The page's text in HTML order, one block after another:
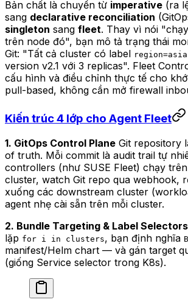
Bản chất là chuyển từ imperative (ra
sang declarative reconciliation
singleton sang fleet. Thay vì nói
trên node đó", bạn mô tả trạng thái
Git: "Tất cả cluster có label region=asia
version v2.1 với 3 replicas". Fleet
cấu hình và điều chỉnh thực tế cho
pull-based, không cần mở firewall
Kiến trúc 4 lớp cho Agent Fleet
1. GitOps Control Plane Git repository
of truth. Mỗi commit là audit trail tự
controllers (như SUSE Fleet) chạy
cluster, watch Git repo qua webhook,
xuống các downstream cluster
agent nhẹ cài sẵn trên mỗi cluster.
2. Bundle Targeting & Label Selectors
lặp for i in clusters, bạn định nghĩa
manifest/Helm chart — và gán target
(giống Service selector trong K8s).